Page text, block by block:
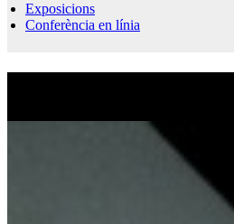
Exposicions
Conferència en línia